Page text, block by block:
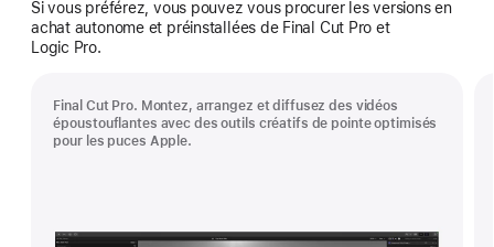
Si vous préférez, vous pouvez vous procurer les versions en
achat autonome et préinstallées de Final Cut Pro et
Logic Pro.
Final Cut Pro. Montez, arrangez et diffusez des vidéos
époustouflantes avec des outils créatifs de pointe optimisés
pour les puces Apple.